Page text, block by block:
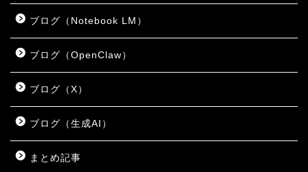
ブログ（Notebook LM）
ブログ（OpenClaw）
ブログ（X）
ブログ（生成AI）
まとめ記事